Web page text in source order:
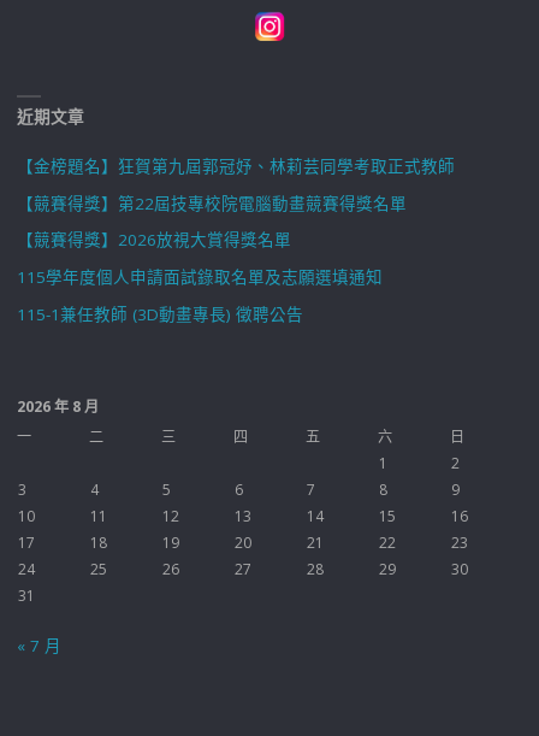
近期文章
【金榜題名】狂賀第九屆郭冠妤、林莉芸同學考取正式教師
【競賽得獎】第22屆技專校院電腦動畫競賽得獎名單
【競賽得獎】2026放視大賞得獎名單
115學年度個人申請面試錄取名單及志願選填通知
115-1兼任教師 (3D動畫專長) 徵聘公告
2026 年 8 月
一
二 三 四 五 六
日
1
2
3
4 5 6 7 8
9
10
11 12 13 14 15
16
17
18 19 20 21 22
23
24
25 26 27 28 29
30
31
« 7 月